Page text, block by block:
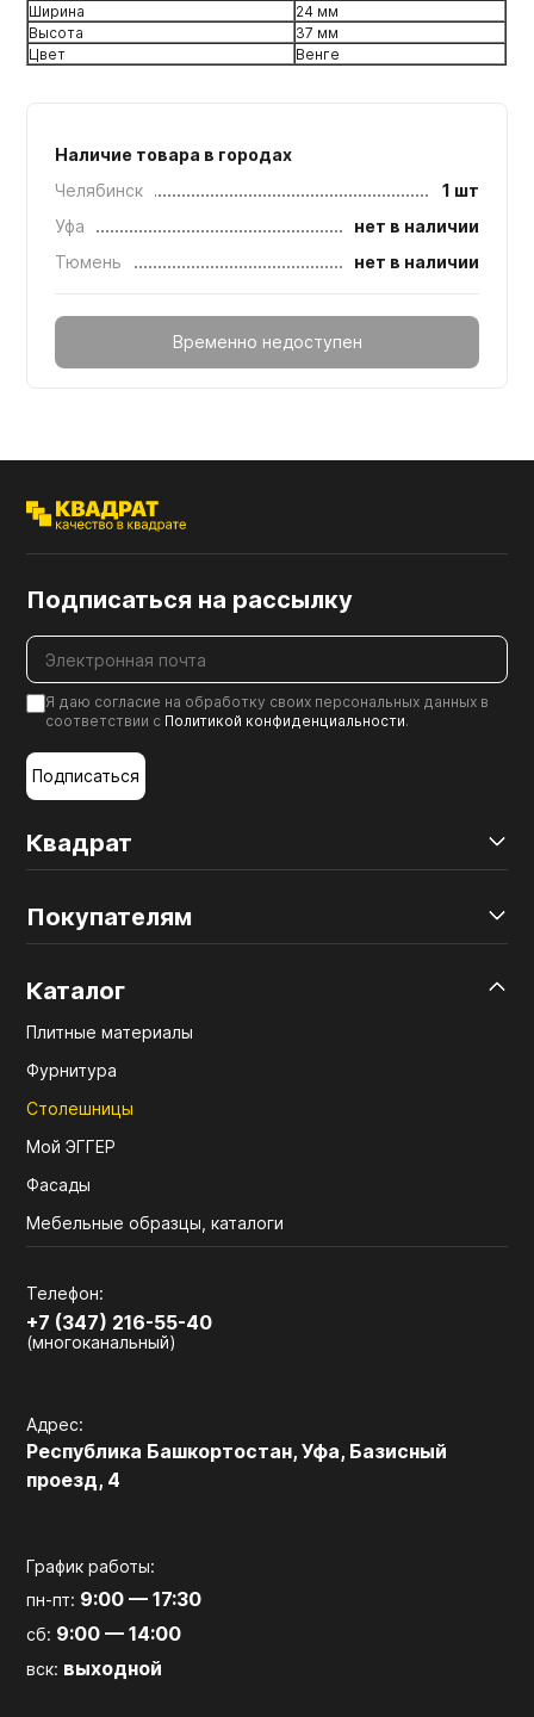
Ширина
24 мм
Высота
37 мм
Цвет
Венге
Наличие товара в городах
Челябинск
1 шт
Уфа
нет в наличии
Тюмень
нет в наличии
Временно недоступен
Квадрат
Покупателям
Каталог
Плитные материалы
Фурнитура
Столешницы
Мой ЭГГЕР
Фасады
Мебельные образцы, каталоги
Телефон:
+7 (347) 216-55-40
(многоканальный)
Адрес:
Республика Башкортостан, Уфа, Базисный
проезд, 4
График работы:
пн-пт: 9:00 — 17:30
сб: 9:00 — 14:00
вск: выходной
Подписаться на рассылку
Я даю согласие на обработку своих персональных данных в
соответствии с Политикой конфиденциальности.
Подписаться